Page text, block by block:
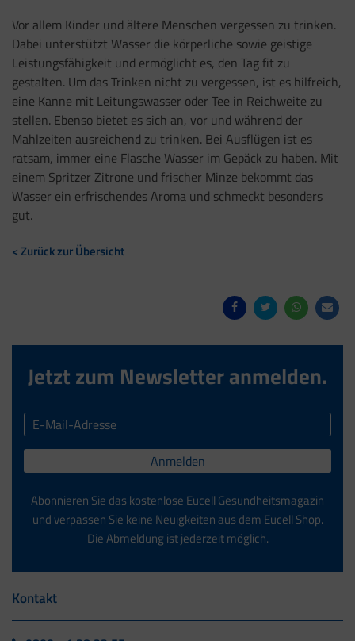
Vor allem Kinder und ältere Menschen vergessen zu trinken.
Dabei unterstützt Wasser die körperliche sowie geistige
Leistungsfähigkeit und ermöglicht es, den Tag fit zu
gestalten. Um das Trinken nicht zu vergessen, ist es hilfreich,
eine Kanne mit Leitungswasser oder Tee in Reichweite zu
stellen. Ebenso bietet es sich an, vor und während der
Mahlzeiten ausreichend zu trinken. Bei Ausflügen ist es
ratsam, immer eine Flasche Wasser im Gepäck zu haben. Mit
einem Spritzer Zitrone und frischer Minze bekommt das
Wasser ein erfrischendes Aroma und schmeckt besonders
gut.
< Zurück zur Übersicht
Jetzt zum Newsletter anmelden.
Anmelden
Abonnieren Sie das kostenlose Eucell Gesundheitsmagazin
und verpassen Sie keine Neuigkeiten aus dem Eucell Shop.
Die Abmeldung ist jederzeit möglich.
Kontakt